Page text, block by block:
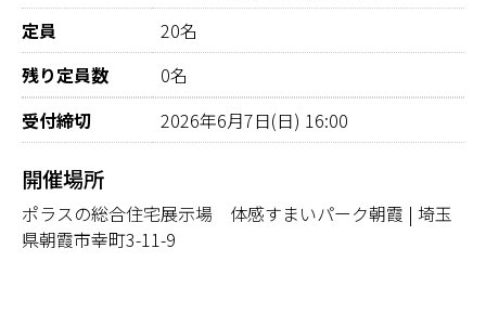
定員
20名
残り定員数
0名
受付締切
2026年6月7日(日) 16:00
開催場所
ポラスの総合住宅展示場 体感すまいパーク朝霞 | 埼玉
県朝霞市幸町3-11-9